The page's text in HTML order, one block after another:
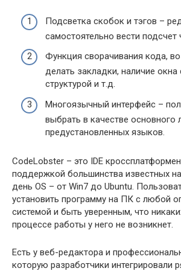
Подсветка скобок и тэгов –
самостоятельно вести подсчет
Функция сворачивания кода,
делать закладки, наличие
структурой и т.д.
Многоязычный интерфейс –
выбрать в качестве основного
предустановленных языков.
CodeLobster – это IDE
поддержкой большинства известных
день OS – от Win7 до Ubuntu.
установить программу на ПК с любой
системой и быть уверенным, что
процессе работы у него не возникнет.
Есть у веб-редактора и
которую разработчики интегрировали